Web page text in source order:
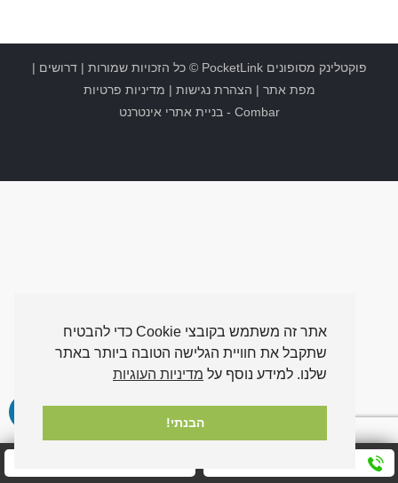
פוקטלינק מסופוניםPocketLink © כל הזכויות שמורות |דרושים |
מפת אתר | הצהרת נגישות | מדיניות פרטיות
Combar
- בניית אתרי אינטרנט
אתר זה משתמש בקובצי Cookie כדי להבטיח
שתקבל את חוויית הגלישה הטובה ביותר באתר
שלנו. למידע נוסף על מדיניות העוגיות
הבנתי!